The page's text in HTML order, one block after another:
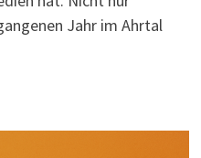
Jahr im Ahrtal